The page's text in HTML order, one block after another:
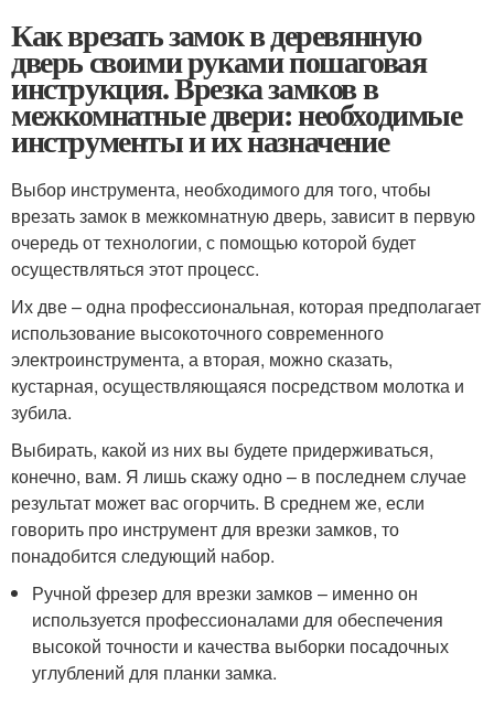
Как врезать замок в деревянную
дверь своими руками пошаговая
инструкция. Врезка замков в
межкомнатные двери: необходимые
инструменты и их назначение
Выбор инструмента, необходимого для того, чтобы
врезать замок в межкомнатную дверь, зависит в первую
очередь от технологии, с помощью которой будет
осуществляться этот процесс.
Их две – одна профессиональная, которая предполагает
использование высокоточного современного
электроинструмента, а вторая, можно сказать,
кустарная, осуществляющаяся посредством молотка и
зубила.
Выбирать, какой из них вы будете придерживаться,
конечно, вам. Я лишь скажу одно – в последнем случае
результат может вас огорчить. В среднем же, если
говорить про инструмент для врезки замков, то
понадобится следующий набор.
Ручной фрезер для врезки замков – именно он
используется профессионалами для обеспечения
высокой точности и качества выборки посадочных
углублений для планки замка.